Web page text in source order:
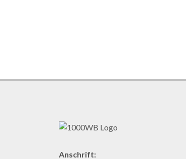
Anschrift: